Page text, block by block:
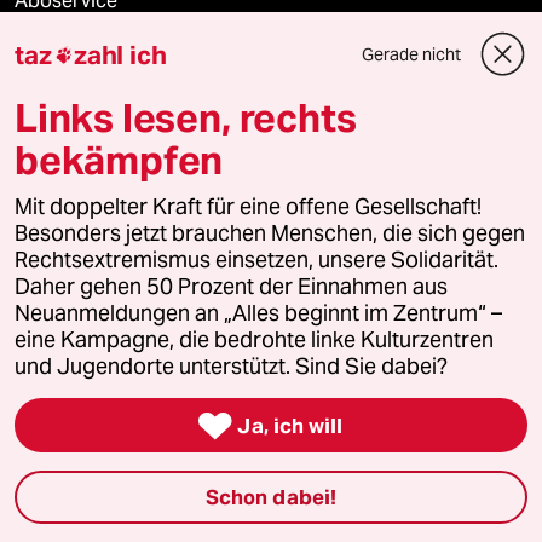
ePaper Login
Downloads für Abonnierende
© 2026 taz Verlags und Vertriebs GmbH
Alle Rechte vorbehalten. Bei rechtlichen Fragen oder für Genehmigungen
wenden Sie sich bitte anlizenzen@taz.de
Feedback Redaktionsstatut Kommune-Richtlinien KI-
Leitlinie Informant Datenschutz Impressum AGB
taz zahl ich Gerade nicht
Links lesen, rechts
bekämpfen
Mit doppelter Kraft für eine offene Gesellschaft!
Besonders jetzt brauchen Menschen, die sich gegen
Rechtsextremismus einsetzen, unsere Solidarität.
Daher gehen 50 Prozent der Einnahmen aus
Neuanmeldungen an „Alles beginnt im Zentrum“ –
eine Kampagne, die bedrohte linke Kulturzentren
und Jugendorte unterstützt. Sind Sie dabei?
 Ja, ich will
Schon dabei!